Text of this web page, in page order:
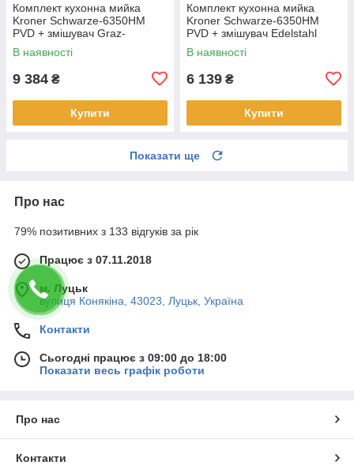
Комплект кухонна мийка
Kroner Schwarze-6350HM
PVD + змішувач Graz-
GRP03815 + дозатор
Spender-SCH049
В наявності
9 384 ₴
Купити
Комплект кухонна мийка
Kroner Schwarze-6350HM
PVD + змішувач Edelstahl
Klassisch-SCH035PVD +
дозатор Spender-SCH049
В наявності
6 139 ₴
Купити
Показати ще
Про нас
79% позитивних з 133 відгуків за рік
Працює з 07.11.2018
м. Луцьк
вулиця Конякіна, 43023, Луцьк, Україна
Контакти
Сьогодні працює з 09:00 до 18:00
Показати весь графік роботи
Про нас
Контакти